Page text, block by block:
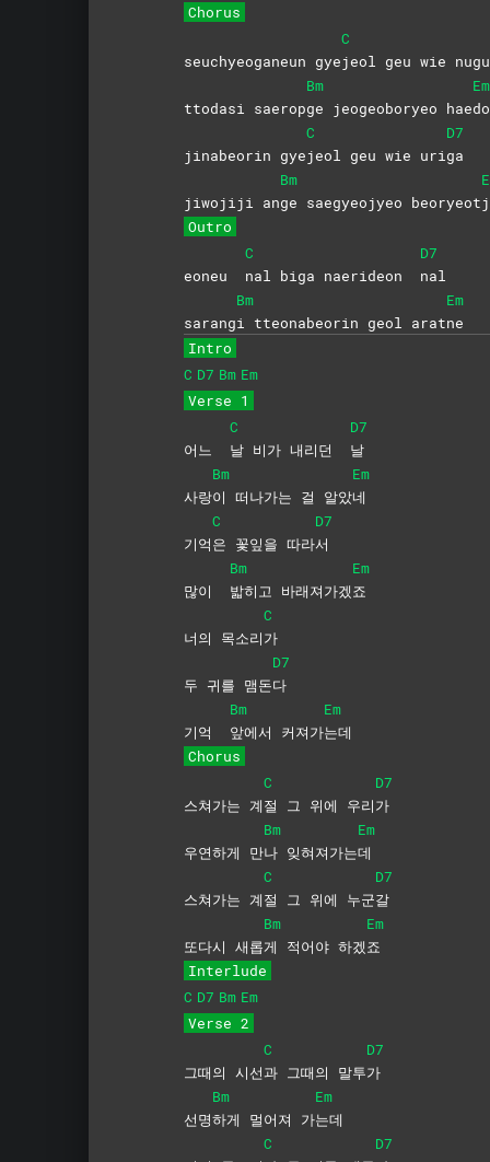
Chorus
seuchyeoganeun gye
C
jeol geu wie
ttodasi saerop
Bm
ge jeogeoboryeo hae
Em
do
jinabeorin gye
C
jeol geu wie uri
D7
ga
jiwojiji an
Bm
ge saegyeojyeo beoryeot
Outro
eoneu
C
nal biga naerideon
D7
nal
sarang
Bm
i tteonabeorin geol arat
Em
ne
Intro
C D7 Bm Em
Verse 1
어느
C
날 비가 내리던
D7
날
사랑
Bm
이 떠나가는 걸 알았
Em
네
기억
C
은 꽃잎을 따라
D7
서
많이
Bm
밟히고 바래져가겠
Em
죠
너의 목소리
C
가
두 귀를 맴돈
D7
다
기억
Bm
앞에서 커져가
Em
는데
Chorus
스쳐가는 계
C
절 그 위에 우리
D7
가
우연하게 만
Bm
나 잊혀져가는
Em
데
스쳐가는 계
C
절 그 위에 누군
D7
갈
또다시 새롭
Bm
게 적어야 하겠
Em
죠
Interlude
C D7 Bm Em
Verse 2
그때의 시선
C
과 그때의 말투
D7
가
선명
Bm
하게 멀어져 가
Em
는데
C
D7